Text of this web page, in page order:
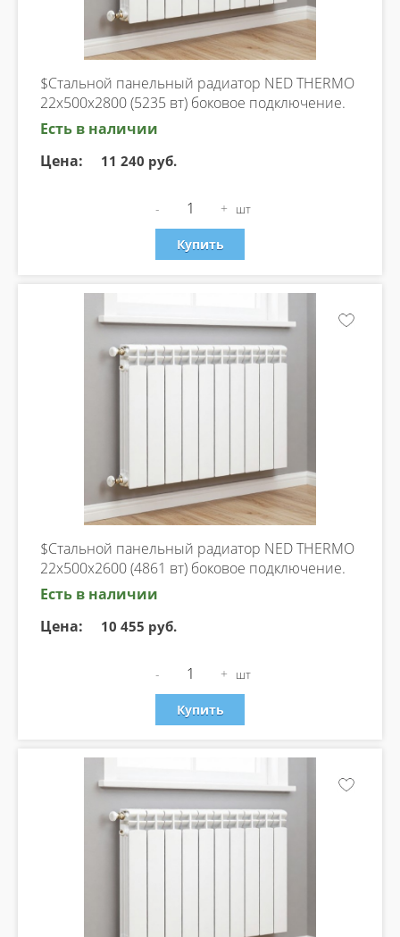
$Стальной панельный радиатор NED THERMO
22х500х2800 (5235 вт) боковое подключение.
Есть в наличии
Цена:
11 240 руб.
- + шт
Купить
$Стальной панельный радиатор NED THERMO
22х500х2600 (4861 вт) боковое подключение.
Есть в наличии
Цена:
10 455 руб.
- + шт
Купить